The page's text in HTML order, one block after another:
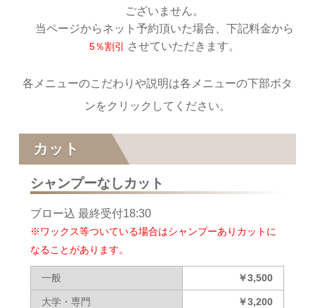
ございません。
当ページからネット予約頂いた場合、下記料金から
5％割引 させていただきます。
各メニューのこだわりや説明は各メニューの下部ボタ
ンをクリックしてください。
カット
シャンプーなしカット
ブロー込 最終受付18:30
※ワックス等ついている場合はシャンプーありカットに
なることがあります。
一般 ￥3,500
大学・専門 ￥3,200